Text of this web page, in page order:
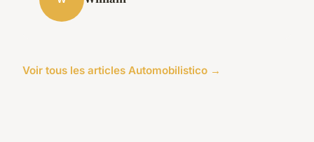
Voir tous les articles Automobilistico →